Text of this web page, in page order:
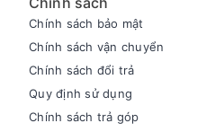
Chính sách bảo mật
Chính sách vận chuyển
Chính sách đổi trả
Quy định sử dụng
Chính sách trả góp